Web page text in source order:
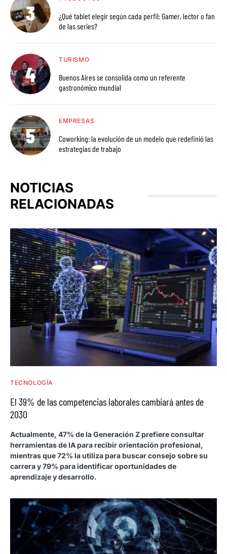
¿Qué tablet elegir según cada perfil: Gamer, lector o fan
de las series?
TURISMO
Buenos Aires se consolida como un referente
gastronómico mundial
EMPRESAS
Coworking: la evolución de un modelo que redefinió las
estrategias de trabajo
NOTICIAS
RELACIONADAS
TECNOLOGÍA
El 39% de las competencias laborales cambiará antes de
2030
Actualmente, 47% de la Generación Z prefiere consultar
herramientas de IA para recibir orientación profesional,
mientras que 72% la utiliza para buscar consejo sobre su
carrera y 79% para identificar oportunidades de
aprendizaje y desarrollo.